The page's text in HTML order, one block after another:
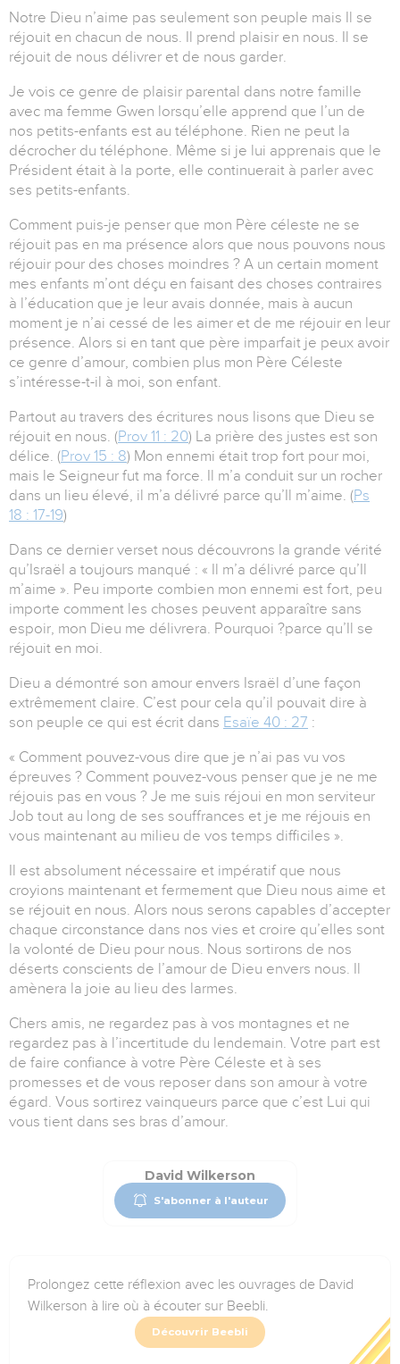
Notre Dieu n’aime pas seulement son peuple mais Il se
réjouit en chacun de nous. Il prend plaisir en nous. Il se
réjouit de nous délivrer et de nous garder.
Je vois ce genre de plaisir parental dans notre famille
avec ma femme Gwen lorsqu’elle apprend que l’un de
nos petits-enfants est au téléphone. Rien ne peut la
décrocher du téléphone. Même si je lui apprenais que le
Président était à la porte, elle continuerait à parler avec
ses petits-enfants.
Comment puis-je penser que mon Père céleste ne se
réjouit pas en ma présence alors que nous pouvons nous
réjouir pour des choses moindres ? A un certain moment
mes enfants m’ont déçu en faisant des choses contraires
à l’éducation que je leur avais donnée, mais à aucun
moment je n’ai cessé de les aimer et de me réjouir en leur
présence. Alors si en tant que père imparfait je peux avoir
ce genre d’amour, combien plus mon Père Céleste
s’intéresse-t-il à moi, son enfant.
Partout au travers des écritures nous lisons que Dieu se
réjouit en nous. (Prov 11 : 20) La prière des justes est son
délice. (Prov 15 : 8) Mon ennemi était trop fort pour moi,
mais le Seigneur fut ma force. Il m’a conduit sur un rocher
dans un lieu élevé, il m’a délivré parce qu’Il m’aime. (Ps
18 : 17-19)
Dans ce dernier verset nous découvrons la grande vérité
qu’Israël a toujours manqué : « Il m’a délivré parce qu’Il
m’aime ». Peu importe combien mon ennemi est fort, peu
importe comment les choses peuvent apparaître sans
espoir, mon Dieu me délivrera. Pourquoi ?parce qu’Il se
réjouit en moi.
Dieu a démontré son amour envers Israël d’une façon
extrêmement claire. C’est pour cela qu’il pouvait dire à
son peuple ce qui est écrit dans Esaïe 40 : 27 :
« Comment pouvez-vous dire que je n’ai pas vu vos
épreuves ? Comment pouvez-vous penser que je ne me
réjouis pas en vous ? Je me suis réjoui en mon serviteur
Job tout au long de ses souffrances et je me réjouis en
vous maintenant au milieu de vos temps difficiles ».
Il est absolument nécessaire et impératif que nous
croyions maintenant et fermement que Dieu nous aime et
se réjouit en nous. Alors nous serons capables d’accepter
chaque circonstance dans nos vies et croire qu’elles sont
la volonté de Dieu pour nous. Nous sortirons de nos
déserts conscients de l’amour de Dieu envers nous. Il
amènera la joie au lieu des larmes.
Chers amis, ne regardez pas à vos montagnes et ne
regardez pas à l’incertitude du lendemain. Votre part est
de faire confiance à votre Père Céleste et à ses
promesses et de vous reposer dans son amour à votre
égard. Vous sortirez vainqueurs parce que c’est Lui qui
vous tient dans ses bras d’amour.
David Wilkerson
S'abonner à l'auteur
Prolongez cette réflexion avec les ouvrages de David
Wilkerson à lire où à écouter sur Beebli.
Découvrir Beebli